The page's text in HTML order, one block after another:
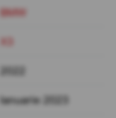
BMW
X3
2022
Ianuarie 2023